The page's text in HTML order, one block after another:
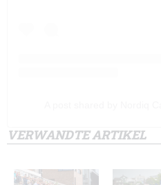
VERWANDTE ARTIKEL